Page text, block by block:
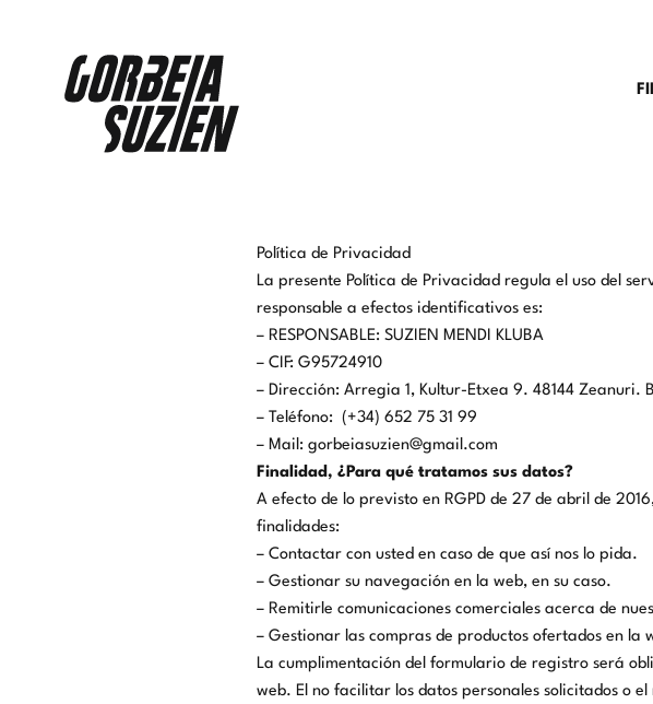
Política de Privacidad
La presente Política de Privacidad regula el uso del
responsable a efectos identificativos es:
– RESPONSABLE: SUZIEN MENDI KLUBA
– CIF: G95724910
– Dirección: Arregia 1, Kultur-Etxea 9. 48144 Zeanuri.
– Teléfono: (+34) 652 75 31 99
– Mail: gorbeiasuzien@gmail.com
Finalidad, ¿Para qué tratamos sus datos?
A efecto de lo previsto en RGPD de 27 de abril de
finalidades:
– Contactar con usted en caso de que así nos lo pida.
– Gestionar su navegación en la web, en su caso.
– Remitirle comunicaciones comerciales acerca de
– Gestionar las compras de productos ofertados en la
La cumplimentación del formulario de registro será
web. El no facilitar los datos personales solicitados o